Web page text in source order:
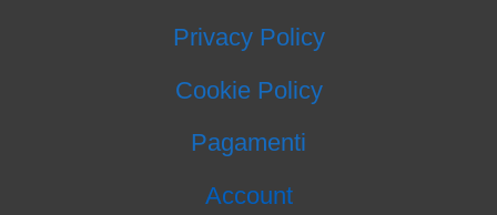
Privacy Policy
Cookie Policy
Pagamenti
Account